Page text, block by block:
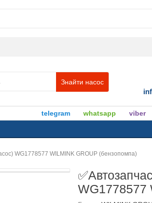
Знайти насос
telegram whatsapp viber
WG1778577 WILMINK GROUP (бензопомпа)
WG1778577